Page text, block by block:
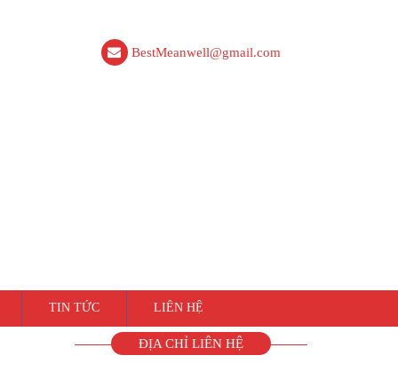
BestMeanwell@gmail.com
TIN TỨC LIÊN HỆ
ĐỊA CHỈ LIÊN HỆ